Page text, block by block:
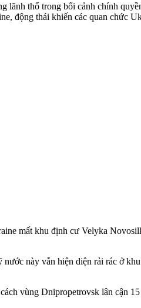
lãnh thổ trong bối cảnh chính
động thái khiến các quan chức
mất khu định cư Velyka
này vẫn hiện diện rải rác ở
vùng Dnipropetrovsk lân cận